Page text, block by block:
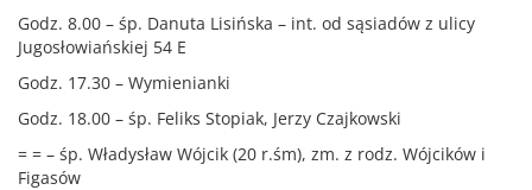
Godz. 8.00 – śp. Danuta Lisińska – int. od sąsiadów z ulicy
Jugosłowiańskiej 54 E
Godz. 17.30 – Wymienianki
Godz. 18.00 – śp. Feliks Stopiak, Jerzy Czajkowski
= = – śp. Władysław Wójcik (20 r.śm), zm. z rodz. Wójcików i
Figasów